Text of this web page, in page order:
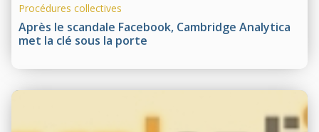
Après le scandale Facebook, Cambridge Analytica
met la clé sous la porte
Procédures collectives